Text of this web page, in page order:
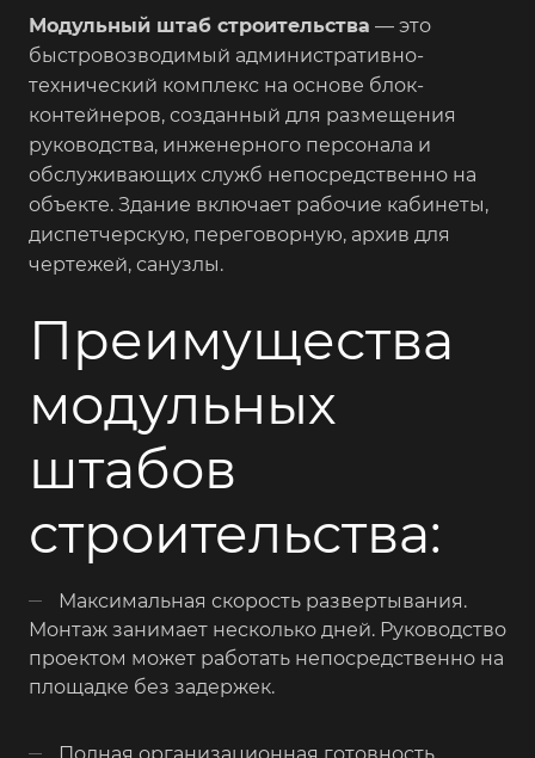
Модульный штаб строительства — это
быстровозводимый административно-
технический комплекс на основе блок-
контейнеров, созданный для размещения
руководства, инженерного персонала и
обслуживающих служб непосредственно на
объекте. Здание включает рабочие кабинеты,
диспетчерскую, переговорную, архив для
чертежей, санузлы.
Преимущества
модульных
штабов
строительства:
Максимальная скорость развертывания.
Монтаж занимает несколько дней. Руководство
проектом может работать непосредственно на
площадке без задержек.